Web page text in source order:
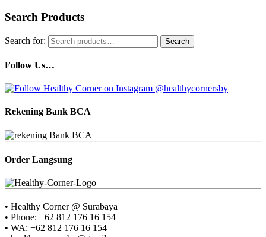
Search Products
Search for: Search
Follow Us…
Rekening Bank BCA
Order Langsung
• Healthy Corner @ Surabaya
• Phone: +62 812 176 16 154
• WA: +62 812 176 16 154